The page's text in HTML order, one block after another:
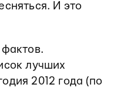
И это
лучших
2012 года (по